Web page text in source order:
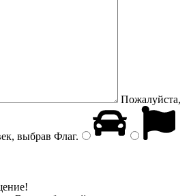
Пожалуйста,
выбрав Флаг.